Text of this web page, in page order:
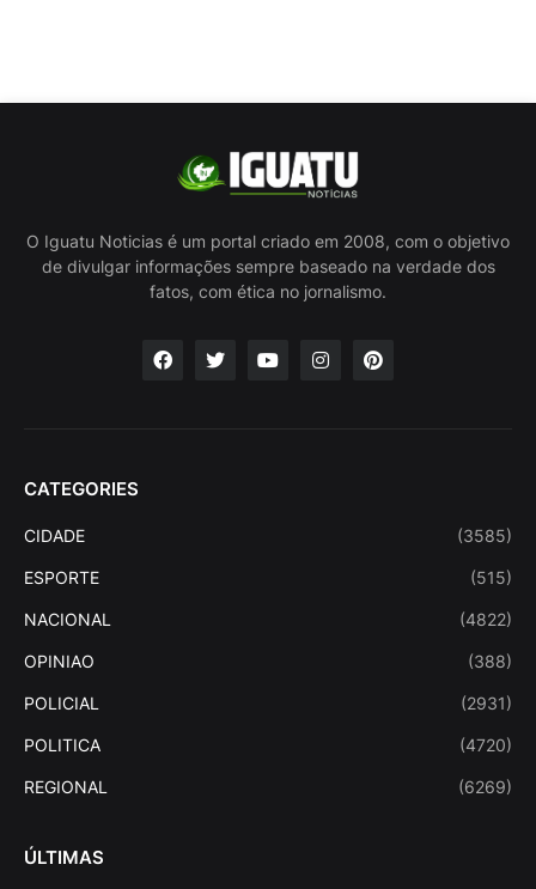
O Iguatu Noticias é um portal criado em 2008, com o objetivo
de divulgar informações sempre baseado na verdade dos
fatos, com ética no jornalismo.
CATEGORIES
CIDADE (3585)
ESPORTE (515)
NACIONAL (4822)
OPINIAO (388)
POLICIAL (2931)
POLITICA (4720)
REGIONAL (6269)
ÚLTIMAS